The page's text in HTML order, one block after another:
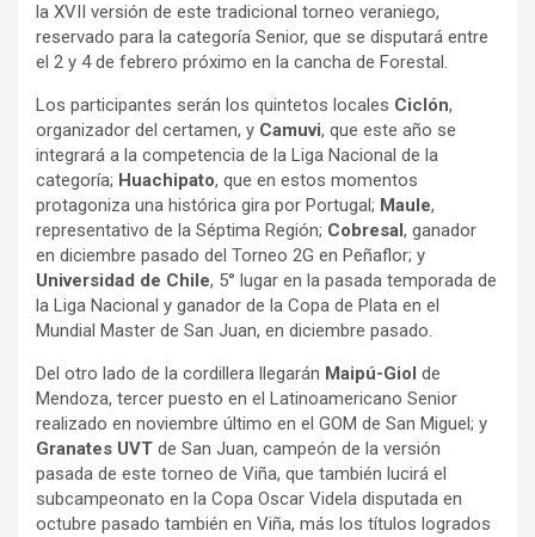
la XVII versión de este tradicional torneo veraniego,
reservado para la categoría Senior, que se disputará entre
el 2 y 4 de febrero próximo en la cancha de Forestal.
Los participantes serán los quintetos locales Ciclón,
organizador del certamen, y Camuvi, que este año se
integrará a la competencia de la Liga Nacional de la
categoría; Huachipato, que en estos momentos
protagoniza una histórica gira por Portugal; Maule,
representativo de la Séptima Región; Cobresal, ganador
en diciembre pasado del Torneo 2G en Peñaflor; y
Universidad de Chile, 5° lugar en la pasada temporada de
la Liga Nacional y ganador de la Copa de Plata en el
Mundial Master de San Juan, en diciembre pasado.
Del otro lado de la cordillera llegarán Maipú-Giol de
Mendoza, tercer puesto en el Latinoamericano Senior
realizado en noviembre último en el GOM de San Miguel; y
Granates UVT de San Juan, campeón de la versión
pasada de este torneo de Viña, que también lucirá el
subcampeonato en la Copa Oscar Videla disputada en
octubre pasado también en Viña, más los títulos logrados